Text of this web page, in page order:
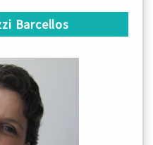
Barcellos